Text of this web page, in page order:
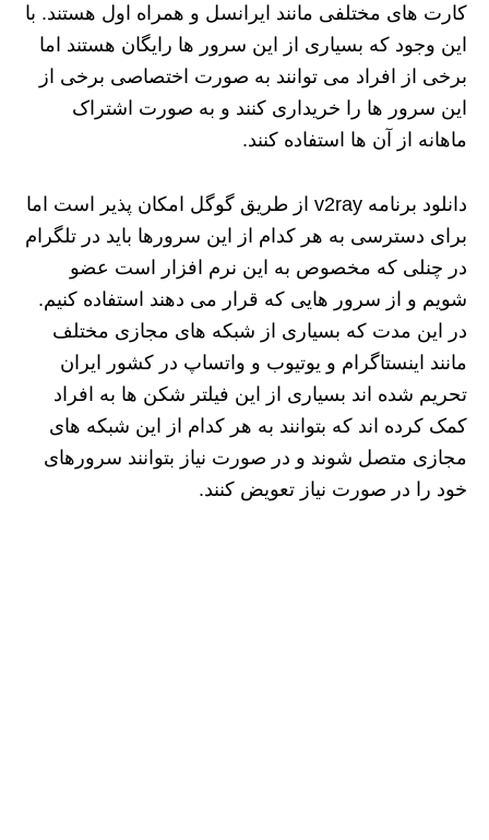
کارت های مختلفی مانند ایرانسل و همراه اول هستند. با
این وجود که بسیاری از این سرور ها رایگان هستند اما
برخی از افراد می‌ توانند به صورت اختصاصی برخی از
این سرور ها را خریداری کنند و به صورت اشتراک
ماهانه از آن ها استفاده کنند.
دانلود برنامه v2ray از طریق گوگل امکان پذیر است اما
برای دسترسی به هر کدام از این سرورها باید در تلگرام
در چنلی که مخصوص به این نرم‌ افزار است عضو
شویم و از سرور هایی که قرار می دهند استفاده کنیم.
در این مدت که بسیاری از شبکه های مجازی مختلف
مانند اینستاگرام و یوتیوب و واتساپ در کشور ایران
تحریم شده‌ اند بسیاری از این فیلتر شکن ها به افراد
کمک کرده اند که بتوانند به هر کدام از این شبکه های
مجازی متصل شوند و در صورت نیاز بتوانند سرورهای
خود را در صورت نیاز تعویض کنند.